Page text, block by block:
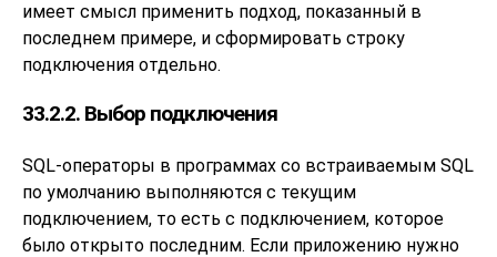
имеет смысл применить подход, показанный в
последнем примере, и сформировать строку
подключения отдельно.
33.2.2. Выбор подключения
SQL-операторы в программах со встраиваемым SQL
по умолчанию выполняются с текущим
подключением, то есть с подключением, которое
было открыто последним. Если приложению нужно